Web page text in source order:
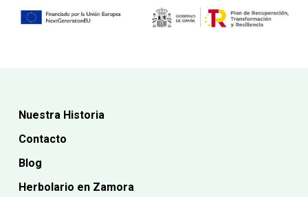
Nuestra Historia
Contacto
Blog
Herbolario en Zamora